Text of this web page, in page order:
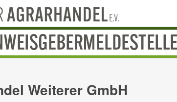
Weiterer GmbH